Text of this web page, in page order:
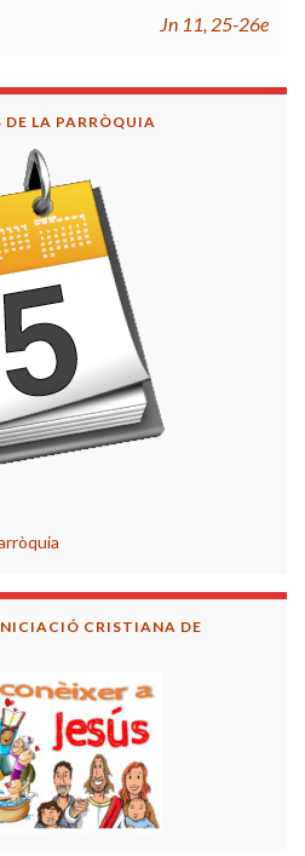
Jn 11, 25-26e
LA PARRÒQUIA
CRISTIANA DE